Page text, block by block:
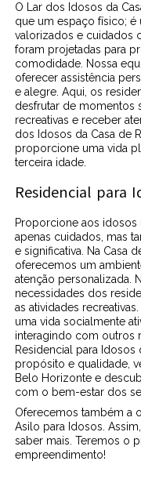
O Lar dos Idosos da
que um espaço físico;
valorizados e cuidados
foram projetadas para
comodidade. Nossa
oferecer assistência
e alegre. Aqui, os
desfrutar de momentos
recreativas e receber
dos Idosos da Casa de
proporcione uma vida
terceira idade.
Residencial para
Proporcione aos
apenas cuidados, mas
e significativa. Na Casa
oferecemos um
atenção personalizada.
necessidades dos
as atividades
uma vida socialmente
interagindo com outros
Residencial para
propósito e qualidade,
Belo Horizonte e
com o bem-estar dos
Oferecemos também a
Asilo para Idosos.
saber mais. Teremos o
empreendimento!